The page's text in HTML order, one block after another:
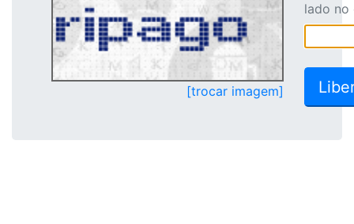
[trocar imagem]
lado no